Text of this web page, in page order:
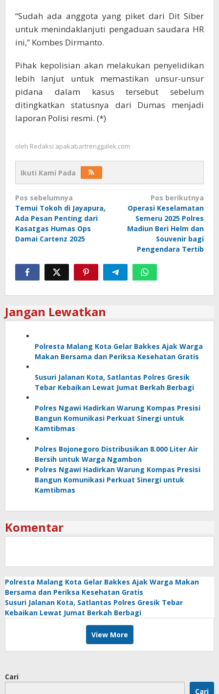
“Sudah ada anggota yang piket dari Dit Siber
untuk menindaklanjuti pengaduan saudara HR
ini,” Kombes Dirmanto.
Pihak kepolisian akan melakukan penyelidikan
lebih lanjut untuk memastikan unsur-unsur
pidana dalam kasus tersebut sebelum
ditingkatkan statusnya dari Dumas menjadi
laporan Polisi resmi. (*)
oleh Redaksi apakabartrenggalek.com
Ikuti Kami Pada
Navigasi
pos
Pos sebelumnya
Temui Tokoh di Jayapura,
Ada Pesan Penting dari
Kasatgas Humas Ops
Damai Cartenz 2025
Pos berikutnya
Operasi Keselamatan
Semeru 2025 Polres
Madiun Beri Helm dan
Souvenir bagi
Pengendara Tertib
Jangan Lewatkan
Polresta Malang Kota Gelar Bakkes Ajak Warga
Makan Bersama dan Periksa Kesehatan Gratis
Susuri Jalanan Kota, Satlantas Polres Gresik
Tebar Kebaikan Lewat Jumat Berkah Berbagi
Polres Ngawi Hadirkan Warung Kompas Presisi
Bangun Komunikasi Perkuat Sinergi untuk
Kamtibmas
Polres Bojonegoro Distribusikan 8.000 Liter Air
Bersih untuk Warga Ngambon
Polres Ngawi Hadirkan Warung Kompas Presisi
Bangun Komunikasi Perkuat Sinergi untuk
Kamtibmas
Komentar
Polresta Malang Kota Gelar Bakkes Ajak Warga Makan
Bersama dan Periksa Kesehatan Gratis
Susuri Jalanan Kota, Satlantas Polres Gresik Tebar
Kebaikan Lewat Jumat Berkah Berbagi
View More
Cari
Cari